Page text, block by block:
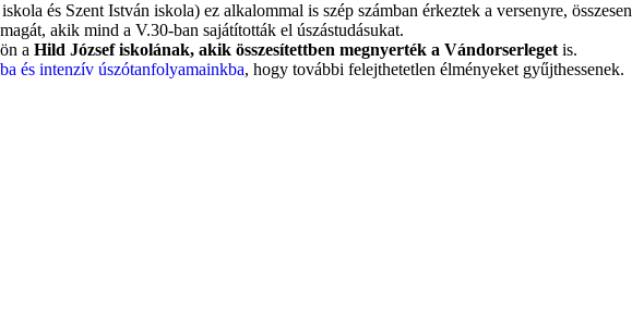
és Szent István iskola) ez alkalommal is szép számban érkeztek a versenyre, összesen
akik mind a V.30-ban sajátították el úszástudásukat.
a Hild József iskolának, akik összesítettben megnyerték a Vándorserlegetis.
és intenzív úszótanfolyamainkba, hogy további felejthetetlen élményeket gyűjthessenek.